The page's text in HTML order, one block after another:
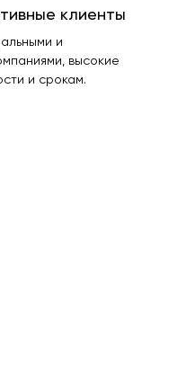
клиенты
и
высокие
и срокам.